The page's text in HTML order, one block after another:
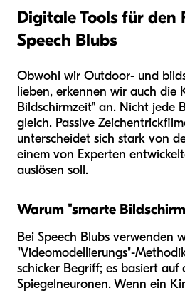
Digitale Tools für den
Speech Blubs
Obwohl wir Outdoor- und
lieben, erkennen wir auch die
Bildschirmzeit" an. Nicht jede
gleich. Passive
unterscheidet sich stark von
einem von Experten
auslösen soll.
Warum "smarte
Bei Speech Blubs verwenden
"Videomodellierungs"-
schicker Begriff; es basiert auf
Spiegelneuronen. Wenn ein